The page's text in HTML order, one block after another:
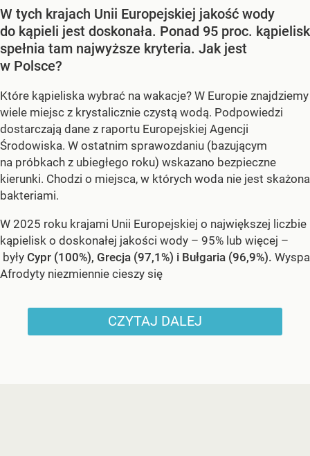
W tych krajach Unii Europejskiej jakość wody
do kąpieli jest doskonała. Ponad 95 proc. kąpielisk
spełnia tam najwyższe kryteria. Jak jest
w Polsce?
Które kąpieliska wybrać na wakacje? W Europie znajdziemy
wiele miejsc z krystalicznie czystą wodą. Podpowiedzi
dostarczają dane z raportu Europejskiej Agencji
Środowiska. W ostatnim sprawozdaniu (bazującym
na próbkach z ubiegłego roku) wskazano bezpieczne
kierunki. Chodzi o miejsca, w których woda nie jest skażona
bakteriami.
W 2025 roku krajami Unii Europejskiej o największej liczbie
kąpielisk o doskonałej jakości wody – 95% lub więcej –
były Cypr (100%), Grecja (97,1%) i Bułgaria (96,9%). Wyspa
Afrodyty niezmiennie cieszy się
CZYTAJ DALEJ